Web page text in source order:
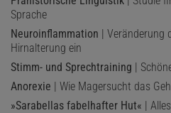
Sprache
Neuroinflammation | Veränderung
Hirnalterung ein
Stimm- und Sprechtraining |
Anorexie | Wie Magersucht das
»Sarabellas fabelhafter Hut« |